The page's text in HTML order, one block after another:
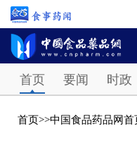
首页 要闻 时政
首页>>中国食品药品网首